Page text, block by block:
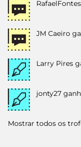
JM Caeiro
Larry Pires
jonty27
Mostrar todos os